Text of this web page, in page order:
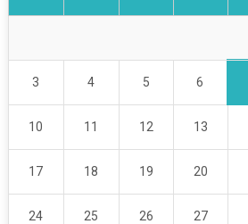
3 4 5 6
10 11 12 13
17 18 19 20
24 25 26 27